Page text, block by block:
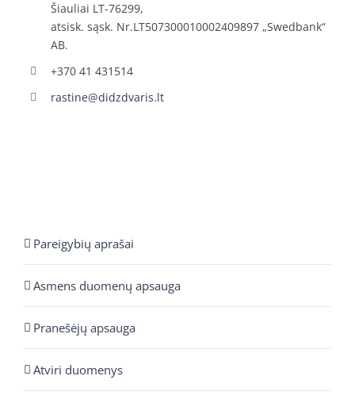
Šiauliai LT-76299,
atsisk. sąsk. Nr.LT507300010002409897 „Swedbank“
AB.
+370 41 431514
rastine@didzdvaris.lt
Pareigybių aprašai
Asmens duomenų apsauga
Pranešėjų apsauga
Atviri duomenys